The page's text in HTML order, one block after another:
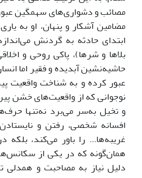
مصائب و دشواری‌های سهمگین
مضامین آشکار و پنهان، او به
ابتدای حادثه به گردنش
بلاها و شرها)، پاکی روحی و
حاشیه‌نشین آبدیده و فقیر اما
عبور کرده و به شناخت واقعیت
نوجوانی که از واقعیت‌های خشن
و تخیل به‌سر می‌برد نه‌تنها
افسانه شخصی، رفتن و
غریبه‌ها... را باور می‌کند، بلکه
همان‌گونه که در یکی از
دلیل نیاز به مصاحبت و همدلی